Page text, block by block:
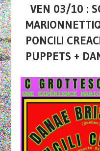
VEN 03/10 :
PONCILI
PUPPETS +